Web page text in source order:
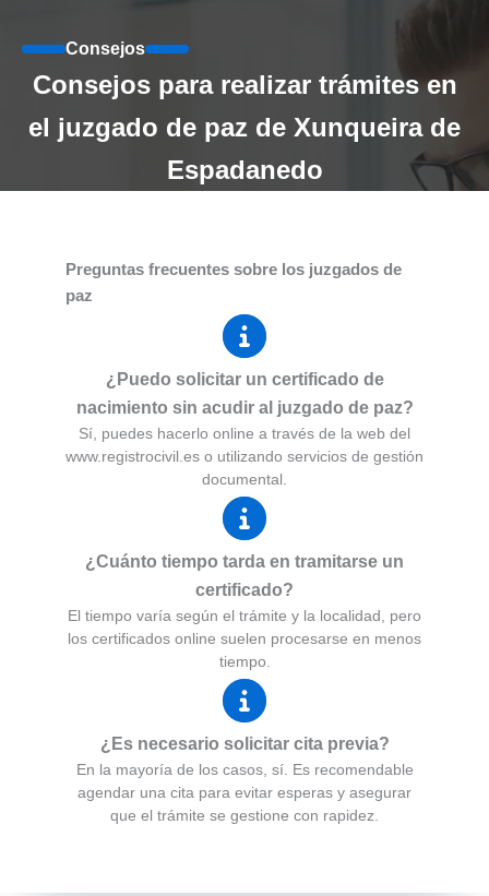
Consejos
Consejos para realizar trámites en
el juzgado de paz de Xunqueira de
Espadanedo
Preguntas frecuentes sobre los juzgados de
paz
¿Puedo solicitar un certificado de
nacimiento sin acudir al juzgado de paz?
Sí, puedes hacerlo online a través de la web del
www.registrocivil.es o utilizando servicios de gestión
documental.
¿Cuánto tiempo tarda en tramitarse un
certificado?
El tiempo varía según el trámite y la localidad, pero
los certificados online suelen procesarse en menos
tiempo.
¿Es necesario solicitar cita previa?
En la mayoría de los casos, sí. Es recomendable
agendar una cita para evitar esperas y asegurar
que el trámite se gestione con rapidez.